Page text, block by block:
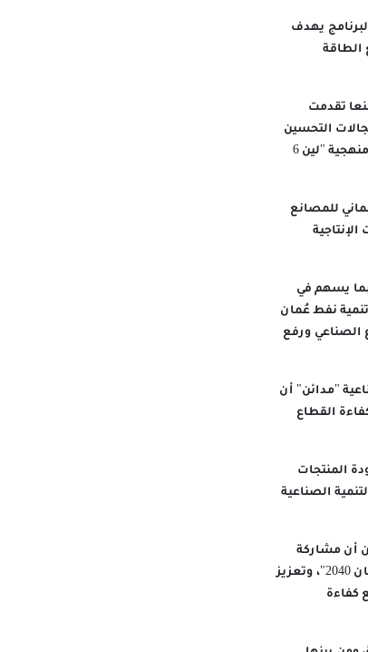
يهدف
الطاقة
9 مصانع تم اختيارها وفق معايير واشتراطات محددة، من بين 24 مصنعا تقدمت
التحسين
المستمر، بإشراف مدربين معتمدين، إلى جانب تأهيل المشاركين للحصول على شهادة "الحزام الأخضر" في منهجية "لين 6
تحقيق وفورات وعوائد مالية تتجاوز 350 ألف ريال عُماني للمصانع
بما يسهم في
نفط عُمان⁠
الصناعي ورفع
"مدائن" أن
القطاع
المنتجات
الصناعية
أن مشاركة
شركة تنمية نفط عُمان في برنامج "كفاءة " تنطلق من إيمانها بدورها الوطني في دعم مستهدفات رؤية "عُمان 2040"، وتعزيز
كفاءة